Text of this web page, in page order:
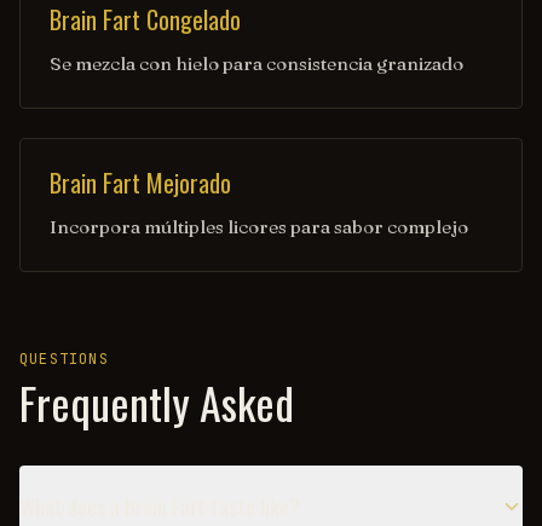
Brain Fart Congelado
Se mezcla con hielo para consistencia granizado
Brain Fart Mejorado
Incorpora múltiples licores para sabor complejo
QUESTIONS
Frequently Asked